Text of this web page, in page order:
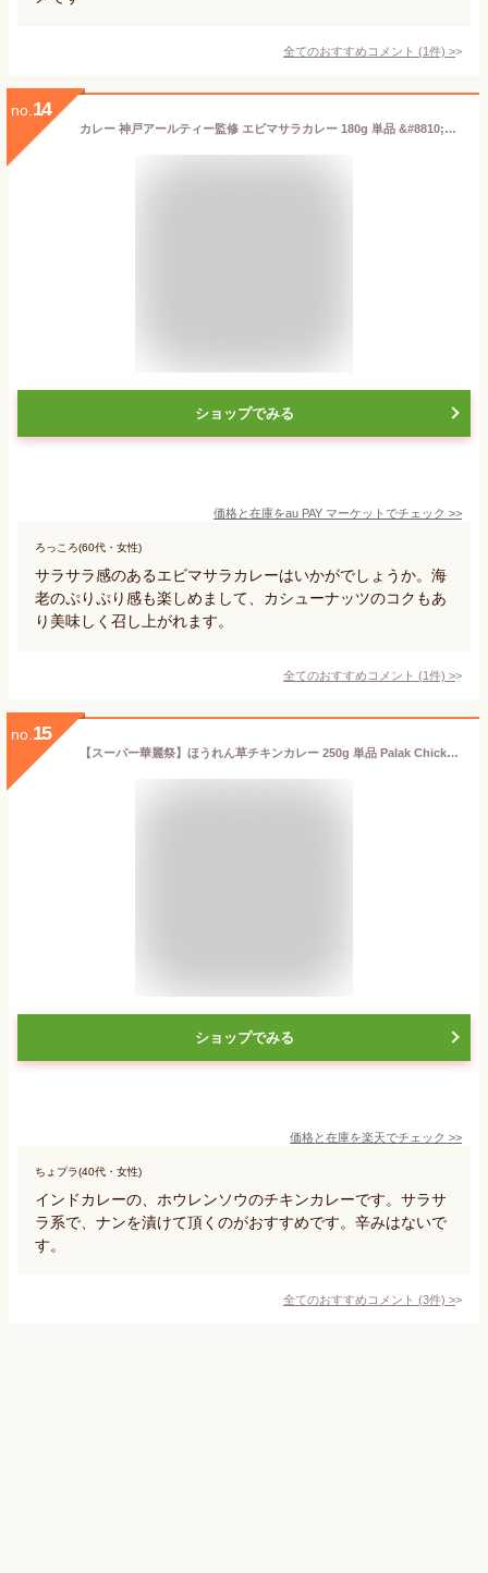
全てのおすすめコメント (1件) >
no. 14
カレー 神戸アールティー監修 エビマサラカレー 180g 単品 &#8810;パッケージ版&#8811; ゆうパケット送料無料 レトルト,インドカレー,スパイス
ショップでみる
価格と在庫をau PAY マーケット でチェック >>
ろっころ(60代・女性)
サラサラ感のあるエビマサラカレーはいかがでしょうか。海
老のぷりぷり感も楽しめまして、カシューナッツのコクもあ
り美味しく召し上がれます。
全てのおすすめコメント (1件) >
no. 15
【スーパー華麗祭】ほうれん草チキンカレー 250g 単品 Palak Chicken Curry 鶏肉 野菜 インドカレー 冷凍
ショップでみる
価格と在庫を楽天でチェック >>
ちょプラ(40代・女性)
インドカレーの、ホウレンソウのチキンカレーです。サラサ
ラ系で、ナンを漬けて頂くのがおすすめです。辛みはないで
す。
全てのおすすめコメント (3件) >